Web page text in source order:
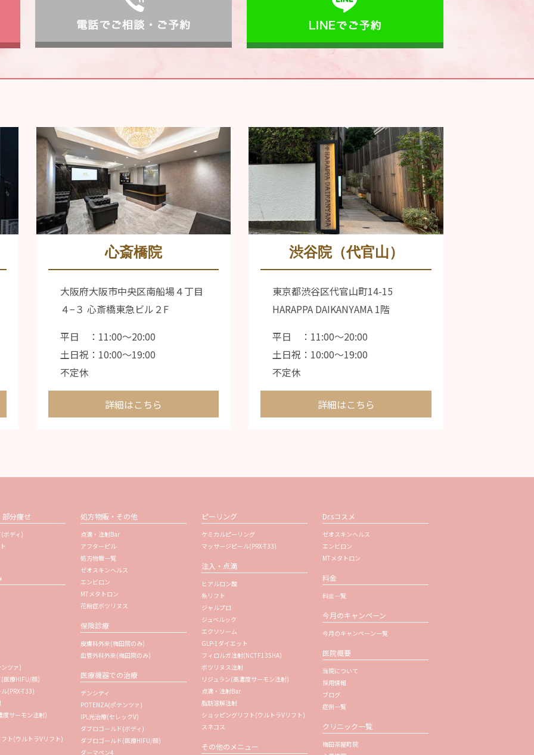
心斎橋院
大阪府大阪市中央区南船場４丁目
４−３ 心斎橋東急ビル２F
平日 ：11:00〜20:00
土日祝：10:00〜19:00
不定休
詳細はこちら
渋谷院（代官山）
東京都渋谷区代官山町14-15
HARAPPA DAIKANYAMA 1階
平日 ：11:00〜20:00
土日祝：10:00〜19:00
不定休
詳細はこちら
部分痩せ
ボディ)
ツァ)
医療HIFU/顔)
(PRX-T33)
度サーモン注射)
ト(ウルトラVリフト)
処方物販・その他
点滴・注射Bar
アフターピル
処方物販一覧
ゼオスキンヘルス
エンビロン
MTメタトロン
花粉症ボツリヌス
保険診療
皮膚科外来(梅田院のみ)
血管外科外来(梅田院のみ)
医療機器での治療
デンシティ
POTENZA(ポテンツァ)
IPL光治療(セレックV)
ダブロゴールド(ボディ)
ダブロゴールド(医療HIFU/顔)
ダーマペン4
ピーリング
ケミカルピーリング
マッサージピール(PRX-T33)
注入・点滴
ヒアルロン酸
糸リフト
ジャルプロ
ジュベルック
エクソソーム
GLP-1ダイエット
フィロルガ注射(NCTF135HA)
ボツリヌス注射
リジュラン(高濃度サーモン注射)
点滴・注射Bar
脂肪溶解注射
ショッピングリフト(ウルトラVリフト)
スネコス
その他のメニュー
Dr.sコスメ
ゼオスキンヘルス
エンビロン
MTメタトロン
料金
料金一覧
今月のキャンペーン
今月のキャンペーン一覧
医院概要
当院について
採用情報
ブログ
症例一覧
クリニック一覧
梅田茶屋町院